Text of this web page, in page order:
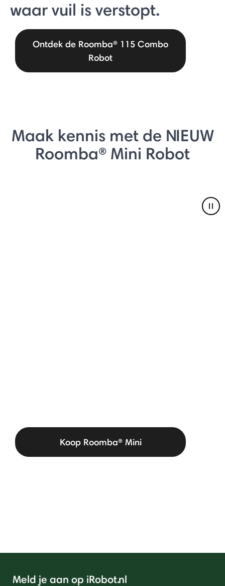
waar vuil is verstopt.
Ontdek de Roomba® 115 Combo
Robot
Maak kennis met de NIEUW
Roomba® Mini Robot
Koop Roomba® Mini
Meld je aan op iRobot.nl